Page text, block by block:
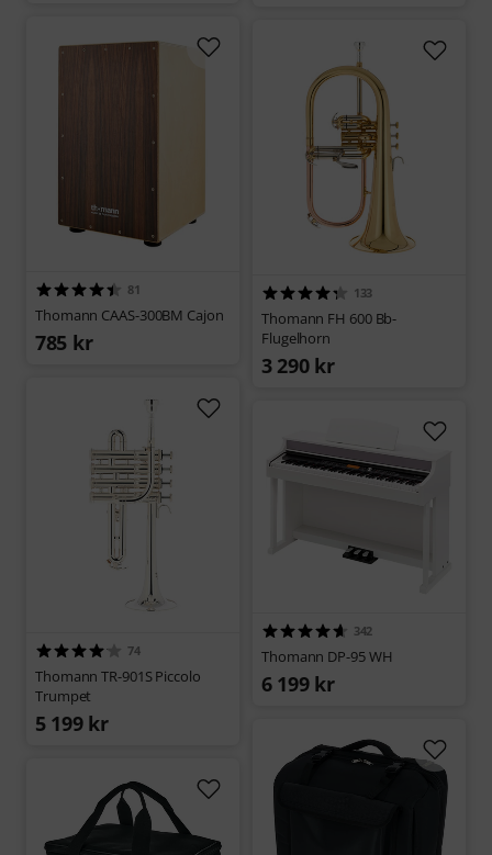
81
Thomann CAAS-300BM Cajon
785 kr
133
Thomann FH 600 Bb-
Flugelhorn
3 290 kr
74
Thomann TR-901S Piccolo
Trumpet
5 199 kr
342
Thomann DP-95 WH
6 199 kr